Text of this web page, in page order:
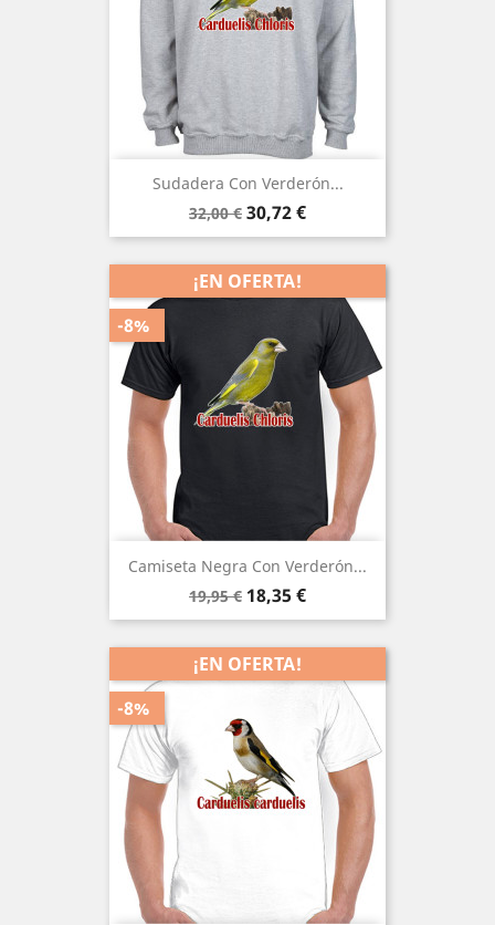
Sudadera Con Verderón...
Precio
base
32,00 € Precio
30,72 €
Camiseta Negra Con Verderón...
Precio
base
19,95 € Precio
18,35 €
¡EN OFERTA!
-8%
¡EN OFERTA!
-8%